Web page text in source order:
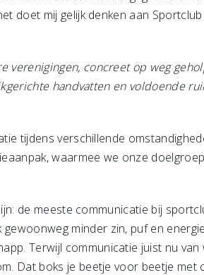
doet mij gelijk denken aan
verenigingen, concreet op weg
handvatten en voldoende
tijdens verschillende
waarmee we onze
de meeste communicatie bij
minder zin, puf en
Terwijl communicatie juist nu van
Dat boks je beetje voor beetje met